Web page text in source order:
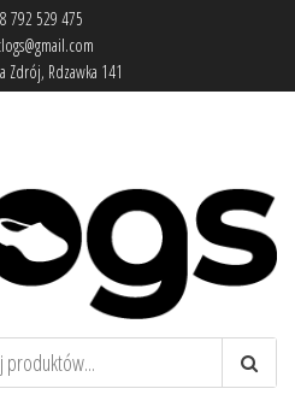
792 529 475
Zdrój, Rdzawka 141
sklep obuwniczy – drewniaki, buty
medyczne, pantofle, klapki